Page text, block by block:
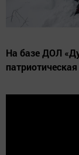
На базе ДОЛ